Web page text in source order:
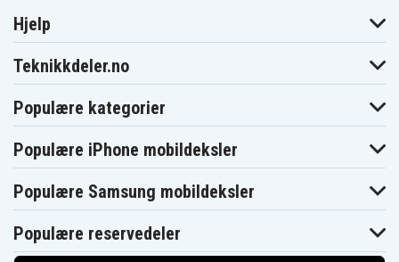
Hjelp
Teknikkdeler.no
Populære kategorier
Populære iPhone mobildeksler
Populære Samsung mobildeksler
Populære reservedeler